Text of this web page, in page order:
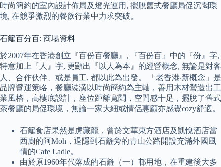
時尚簡約的室內設計佈局及燈光運用, 擺脫舊式餐廳局促沉悶環
境, 在競爭激烈的餐飲行業中力求突破。
石籬百分百: 商場資料
於2007年在香港創立『百份百餐廳』, 『百份百』中的『份』字,
特意加上『人』字, 更顯出『以人為本』的經營概念, 無論是對客
人、合作伙伴、或是員工, 都以此為出發。 「老香港‧新概念」是
品牌營運策略，餐廳裝潢以時尚簡約為主軸，善用木材營造出工
業風格，高樓底設計，座位距離寬闊，空間感十足，擺脫了舊式
茶餐廳的局促環境，無論一家大細或情侶惠顧亦感覺cozy舒適。
石籬食店果然是虎藏龍，曾於文華東方酒店及凱悅酒店當
西廚的阿Moh，退隱到石籬旁的青山公路開設充滿外國風
情的Cafe Ladle。
由於原1960年代落成的石籬（一）邨用地，在重建後大多